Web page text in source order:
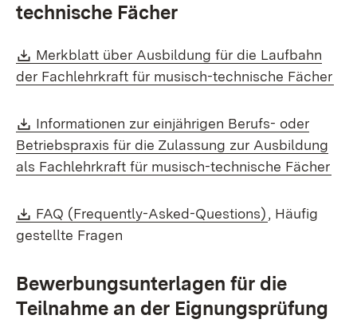
technische Fächer
Download:
Merkblatt über Ausbildung für die Laufbahn
der Fachlehrkraft für musisch-technische Fächer
Download:
Informationen zur einjährigen Berufs- oder
Betriebspraxis für die Zulassung zur Ausbildung
als Fachlehrkraft für musisch-technische Fächer
Download:
FAQ (Frequently-Asked-Questions) (Öffnet in
, Häufig
gestellte Fragen
Bewerbungsunterlagen für die
Teilnahme an der Eignungsprüfung